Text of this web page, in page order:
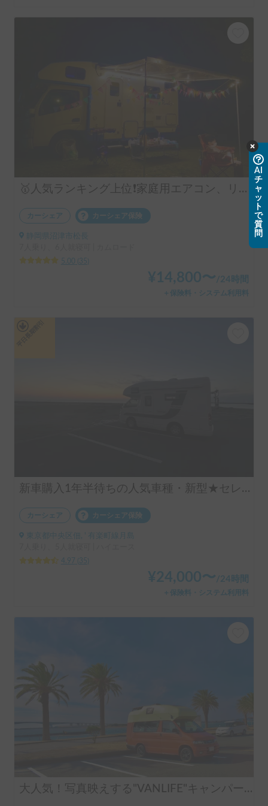
🥇人気ランキング上位❗️家庭用エアコン、リチウムバッテリー、キッチン設備有り！事前見学ok!フル装備のキャンピングカー‼️
カーシェア カーシェア保険
5.00
35
¥ 14,800〜 /24時間
＋保険料・システム利用料
新車購入1年半待ちの人気車種・新型★セレンゲティ525（4WD）★で絶好のアウトドアシーズンを楽しもう！
カーシェア カーシェア保険
東京都中央区佃, ' 有楽町線月島
4.97
35
¥24,000〜/24時間
＋保険料・システム利用料
大人気！写真映えする"VANLIFE"キャンパー「モビゴン」🍊
AI
チ
ャ
ッ
ト
で
質
問